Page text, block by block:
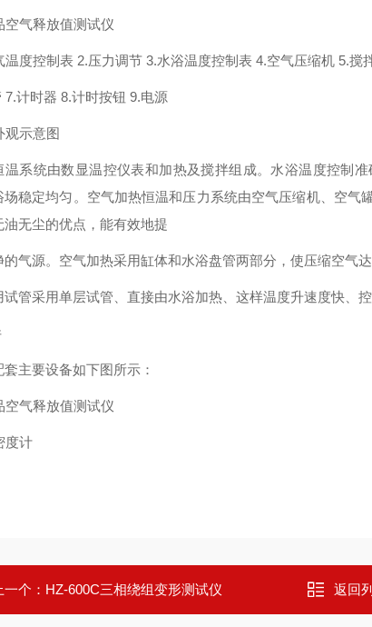
温度控制表 2.压力调节 3.水浴温度控制表 4.空气压缩机 5.搅
7.计时器 8.计时按钮 9.电源
观示意图
温系统由数显温控仪表和加热及搅拌组成。水浴温度控制
场稳定均匀。空气加热恒温和压力系统由空气压缩机、空
油无尘的优点，能有效地提
的气源。空气加热采用缸体和水浴盘管两部分，使压缩空气达
试管采用单层试管、直接由水浴加热、这样温度升速度快、控
主要设备如下图所示：
度计
一个： HZ-600C三相绕组变形测试仪 返回